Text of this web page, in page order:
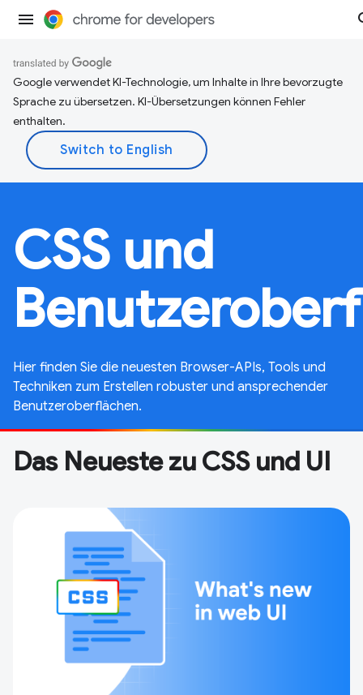
Google verwendet KI-Technologie, um Inhalte in Ihre bevorzugte
Sprache zu übersetzen. KI-Übersetzungen können Fehler
enthalten.
CSS und
Hier finden Sie die neuesten Browser-APIs, Tools und
Techniken zum Erstellen robuster und ansprechender
Benutzeroberflächen.
Das Neueste zu CSS und UI